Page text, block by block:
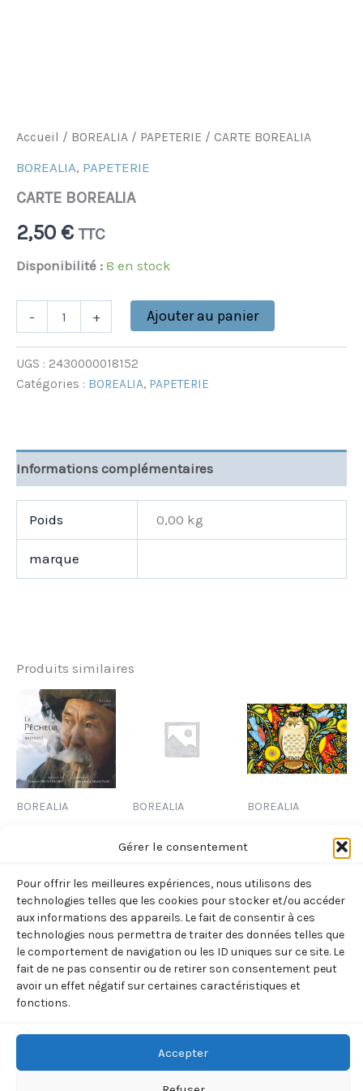
Gérer le consentement
Pour offrir les meilleures expériences, nous utilisons des
technologies telles que les cookies pour stocker et/ou accéder
aux informations des appareils. Le fait de consentir à ces
technologies nous permettra de traiter des données telles que
le comportement de navigation ou les ID uniques sur ce site. Le
fait de ne pas consentir ou de retirer son consentement peut
avoir un effet négatif sur certaines caractéristiques et
fonctions.
Accepter
Accueil / BOREALIA / PAPETERIE / CARTE BOREALIA
BOREALIA, PAPETERIE
CARTE BOREALIA
2,50 € TTC
Disponibilité : 8 en stock
- + Ajouter au panier
UGS : 2430000018152
Catégories : BOREALIA, PAPETERIE
Informations complémentaires
Poids 0,00 kg
marque
Produits similaires
BOREALIA
NEOUSTROEV)
15,00€ TTC
Ajouter
au
panier
BOREALIA
PETIT RENNE
5,00€ TTC
Ajouter
au
panier
BOREALIA
« CHOUETTE
OISEAU »
(Julianne
Pashchkis)
12,00€ TTC
panier